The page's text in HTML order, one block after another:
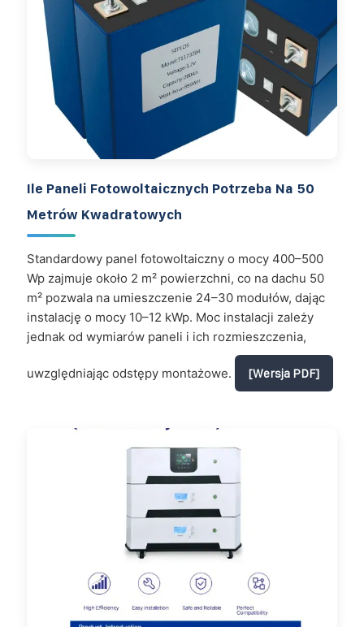
Ile Paneli Fotowoltaicznych Potrzeba Na 50
Metrów Kwadratowych
Standardowy panel fotowoltaiczny o mocy 400–500
Wp zajmuje około 2 m² powierzchni, co na dachu 50
m² pozwala na umieszczenie 24–30 modułów, dając
instalację o mocy 10–12 kWp. Moc instalacji zależy
jednak od wymiarów paneli i ich rozmieszczenia,
uwzględniając odstępy montażowe. [Wersja PDF]